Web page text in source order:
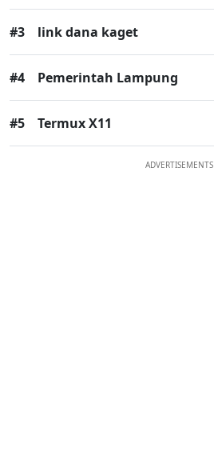
#3 link dana kaget
#4 Pemerintah Lampung
#5 Termux X11
ADVERTISEMENTS